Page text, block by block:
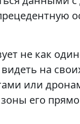
не как
на
или
его